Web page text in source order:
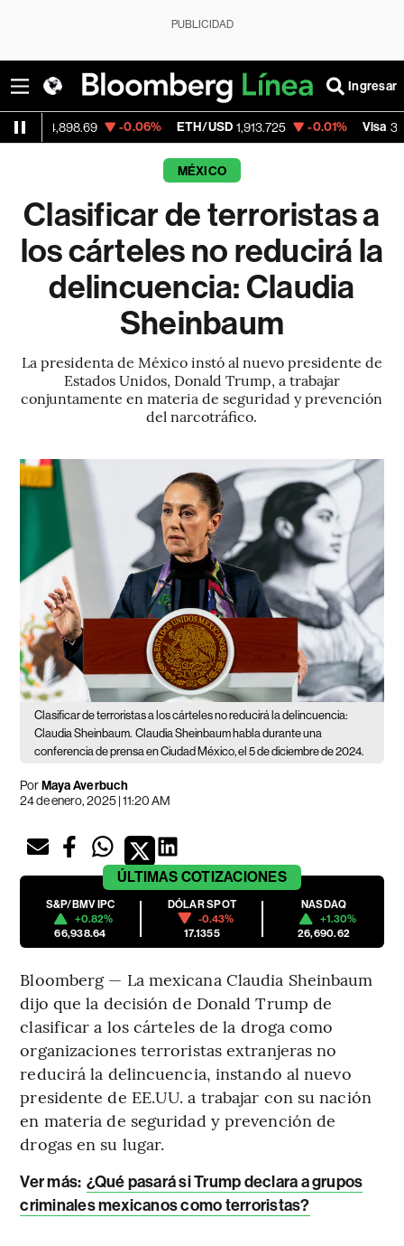
PUBLICIDAD
Ingresar
-0.06% ETH/USD 1,913.725 -0.01% Visa 362.50 -
MÉXICO
Clasificar de terroristas a
los cárteles no reducirá la
delincuencia: Claudia
Sheinbaum
La presidenta de México instó al nuevo presidente de
Estados Unidos, Donald Trump, a trabajar
conjuntamente en materia de seguridad y prevención
del narcotráfico.
Clasificar de terroristas a los cárteles no reducirá la delincuencia:
Claudia Sheinbaum. Claudia Sheinbaum habla durante una
conferencia de prensa en Ciudad México, el 5 de diciembre de 2024.
PorMaya Averbuch
24 de enero, 2025 | 11:20 AM
ÚLTIMAS COTIZACIONES
S&P/BMV IPC
+0.82%
66,938.64
DÓLAR SPOT
-0.43%
17.1355
NASDAQ
+1.30%
26,690.62
Bloomberg — La mexicana Claudia Sheinbaum
dijo que la decisión de Donald Trump de
clasificar a los cárteles de la droga como
organizaciones terroristas extranjeras no
reducirá la delincuencia, instando al nuevo
presidente de EE.UU. a trabajar con su nación
en materia de seguridad y prevención de
drogas en su lugar.
Ver más: ¿Qué pasará si Trump declara a grupos
criminales mexicanos como terroristas?